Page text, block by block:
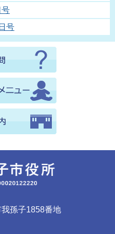
号
孫子1858番地